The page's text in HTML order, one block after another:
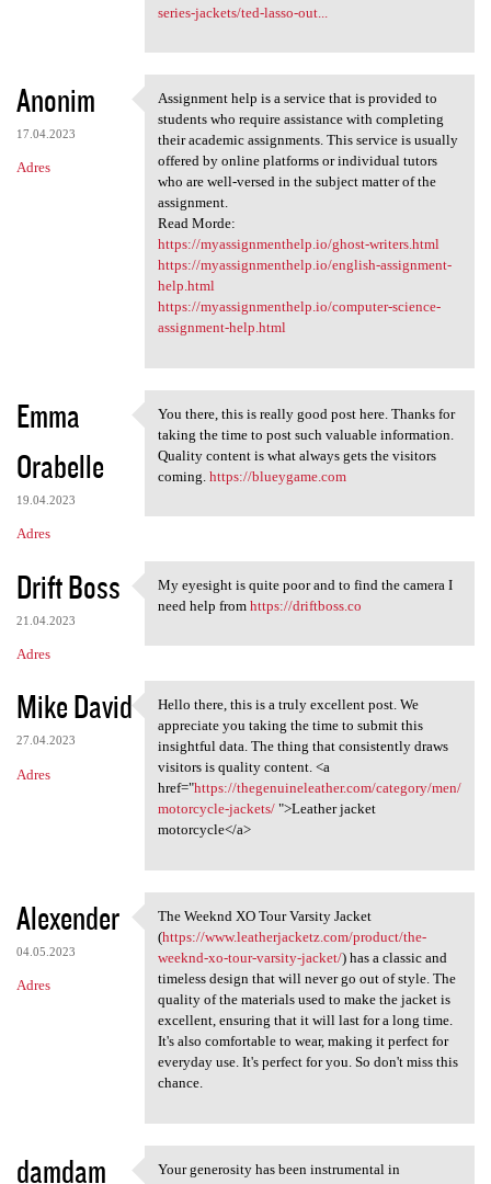
series-jackets/ted-lasso-out...
Anonim
17.04.2023
Adres
Assignment help is a service
Assignment help is a service that is provided to
students who require assistance with completing
their academic assignments. This service is usually
offered by online platforms or individual tutors
who are well-versed in the subject matter of the
assignment.
Read Morde:
https://myassignmenthelp.io/ghost-writers.html
https://myassignmenthelp.io/english-assignment-
help.html
https://myassignmenthelp.io/computer-science-
assignment-help.html
Emma
Orabelle
19.04.2023
Adres
You there, this is really
You there, this is really good post here. Thanks for
taking the time to post such valuable information.
Quality content is what always gets the visitors
coming. https://blueygame.com
Drift Boss
21.04.2023
Adres
My eyesight is quite poor and
My eyesight is quite poor and to find the camera I
need help from https://driftboss.co
Mike David
27.04.2023
Adres
Hello there, this is a truly
Hello there, this is a truly excellent post. We
appreciate you taking the time to submit this
insightful data. The thing that consistently draws
visitors is quality content. <a
href="https://thegenuineleather.com/category/men/
motorcycle-jackets/">Leather jacket
motorcycle</a>
Alexender
04.05.2023
Adres
The Weeknd XO Tour Varsity
The Weeknd XO Tour Varsity Jacket
(https://www.leatherjacketz.com/product/the-
weeknd-xo-tour-varsity-jacket/) has a classic and
timeless design that will never go out of style. The
quality of the materials used to make the jacket is
excellent, ensuring that it will last for a long time.
It's also comfortable to wear, making it perfect for
everyday use. It's perfect for you. So don't miss this
chance.
damdam
Your generosity has been instrumental in